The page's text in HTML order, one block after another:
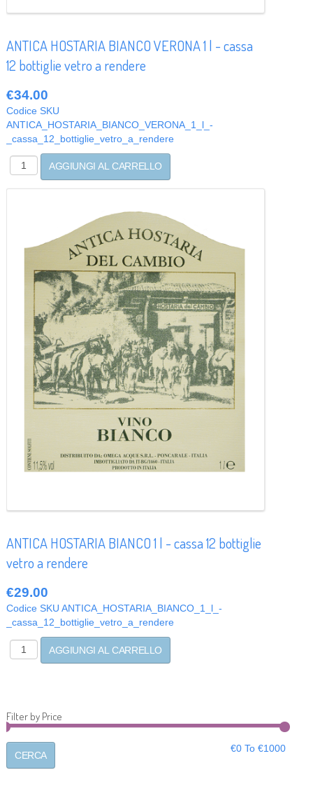
ANTICA HOSTARIA BIANCO VERONA 1 l - cassa
12 bottiglie vetro a rendere
€34.00
Codice SKU
ANTICA_HOSTARIA_BIANCO_VERONA_1_l_-
_cassa_12_bottiglie_vetro_a_rendere
ANTICA HOSTARIA BIANCO 1 l - cassa 12 bottiglie
vetro a rendere
€29.00
Codice SKU ANTICA_HOSTARIA_BIANCO_1_l_-
_cassa_12_bottiglie_vetro_a_rendere
Filter by Price
€0 To €1000